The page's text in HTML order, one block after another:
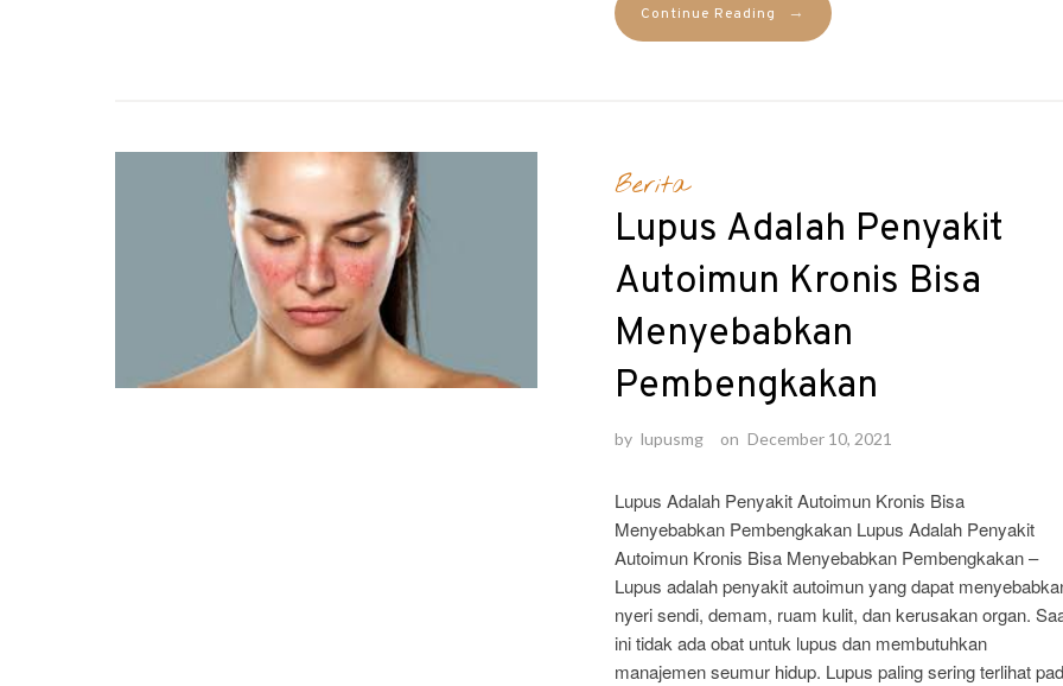
Continue Reading →
Berita
Lupus Adalah Penyakit
Autoimun Kronis Bisa
Menyebabkan
Pembengkakan
by lupusmg on December 10, 2021
Lupus Adalah Penyakit Autoimun Kronis Bisa
Menyebabkan Pembengkakan Lupus Adalah Penyakit
Autoimun Kronis Bisa Menyebabkan Pembengkakan –
Lupus adalah penyakit autoimun yang dapat
nyeri sendi, demam, ruam kulit, dan kerusakan organ.
ini tidak ada obat untuk lupus dan membutuhkan
manajemen seumur hidup. Lupus paling sering terlihat